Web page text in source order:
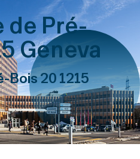
de Pré-
Geneva
Bois 20 1215